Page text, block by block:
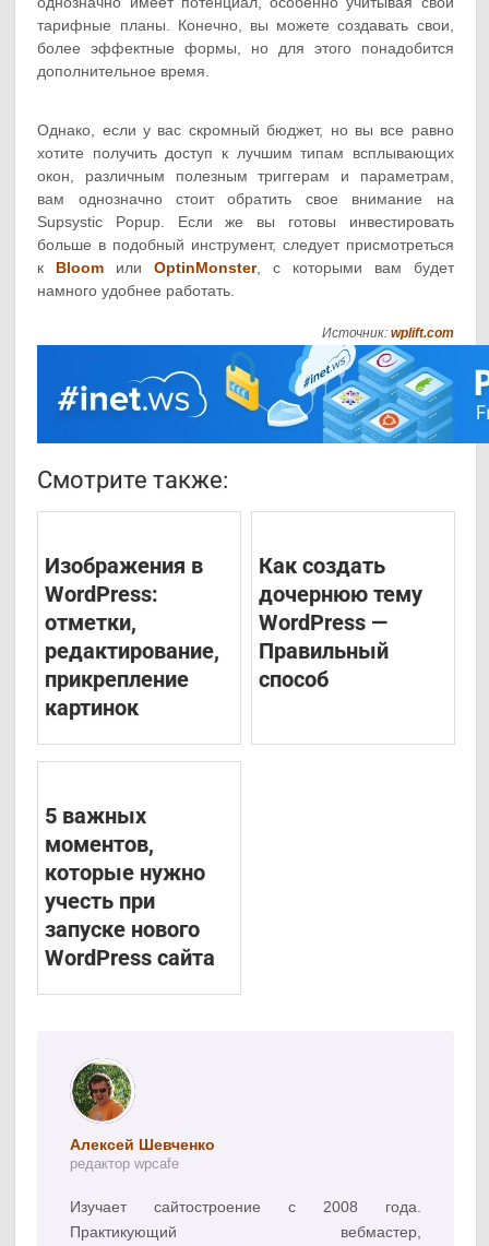
тарифные планы. Конечно, вы можете создавать свои,
более эффектные формы, но для этого понадобится
дополнительное время.
Однако, если у вас скромный бюджет, но вы все равно
хотите получить доступ к лучшим типам всплывающих
окон, различным полезным триггерам и параметрам,
вам однозначно стоит обратить свое внимание на
Supsystic Popup. Если же вы готовы инвестировать
больше в подобный инструмент, следует присмотреться
к Bloom илиOptinMonster, с которыми вам будет
намного удобнее работать.
Источник: wplift.com
Смотрите также:
Изображения в
WordPress:
отметки,
редактирование,
прикрепление
картинок
Как создать
дочернюю тему
WordPress —
Правильный
способ
5 важных
моментов,
которые нужно
учесть при
запуске нового
WordPress сайта
Алексей Шевченко
редактор wpcafe
Изучает сайтостроение с 2008 года.
Практикующий вебмастер,